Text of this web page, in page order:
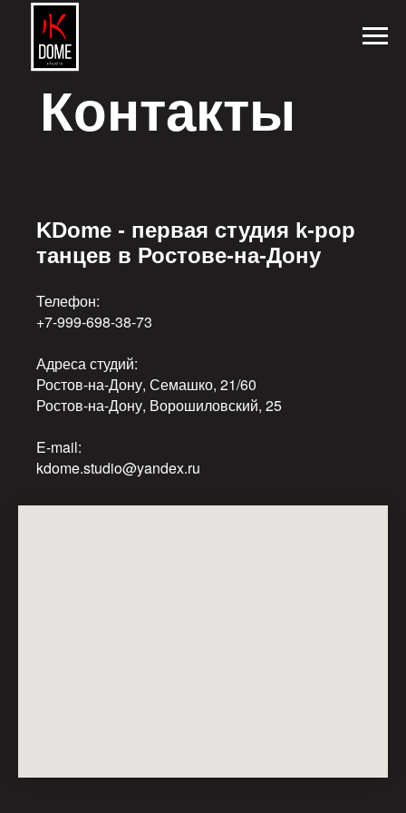
Контакты
KDome - первая студия k-pop
танцев в Ростове-на-Дону
Телефон:
+7-999-698-38-73
Адреса студий:
Ростов-на-Дону, Семашко, 21/60
Ростов-на-Дону, Ворошиловский, 25
E-mail:
kdome.studio@yandex.ru